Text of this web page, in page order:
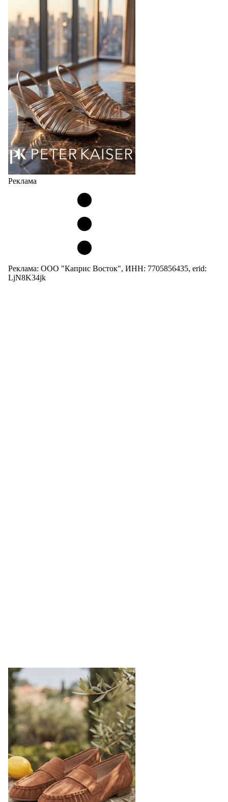
Bubble
Популярный силуэт бренда,1999 года выпуска,
соответствует сегодняшнему тренду на
сникерины (гибридный вариант балеток и
кроссовок обтекаемой формы и с тонкой подошвой).
Но в модели Miu Miu Bubble присутствует еще и…
05.08.2026 2862
Реклама
Реклама: ООО "Каприс Восток", ИНН: 7705856435, erid:
LjN8K34jk